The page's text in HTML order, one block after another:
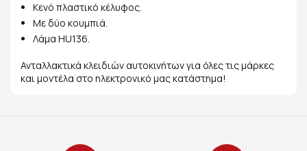
Κενό πλαστικό κέλυφος.
Με δύο κουμπιά.
Λάμα HU136.
Ανταλλακτικά κλειδιών αυτοκινήτων για όλες τις μάρκες
και μοντέλα στο ηλεκτρονικό μας κατάστημα!